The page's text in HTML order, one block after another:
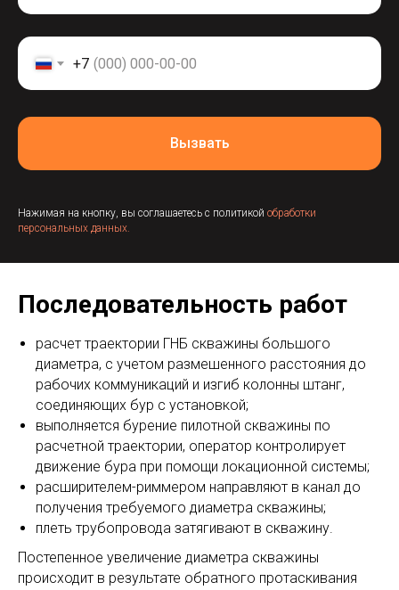
+7
Вызвать
Нажимая на кнопку, вы соглашаетесь с политикой обработки
персональных данных.
Последовательность работ
расчет траектории ГНБ скважины большого
диаметра, с учетом размешенного расстояния до
рабочих коммуникаций и изгиб колонны штанг,
соединяющих бур с установкой;
выполняется бурение пилотной скважины по
расчетной траектории, оператор контролирует
движение бура при помощи локационной системы;
расширителем-риммером направляют в канал до
получения требуемого диаметра скважины;
плеть трубопровода затягивают в скважину.
Постепенное увеличение диаметра скважины
происходит в результате обратного протаскивания